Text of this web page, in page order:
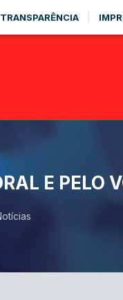
TRANSPARÊNCIA
E PELO